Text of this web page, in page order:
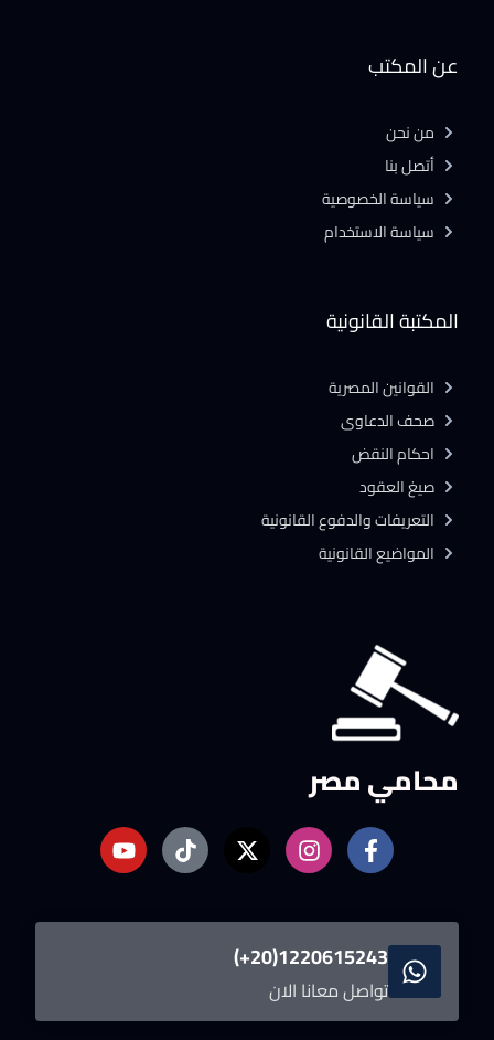
محامي مصر
1220615243(20+)
تواصل معانا الان
المكتبة القانونية
القوانين المصرية
صحف الدعاوى
احكام النقض
صيغ العقود
التعريفات والدفوع القانونية
المواضيع القانونية
عن المكتب
من نحن
أتصل بنا
سياسة الخصوصية
سياسة الاستخدام